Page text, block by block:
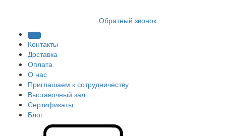
Обратный звонок
Контакты
Доставка
Оплата
О нас
Приглашаем к сотрудничеству
Выставочный зал
Сертификаты
Блог